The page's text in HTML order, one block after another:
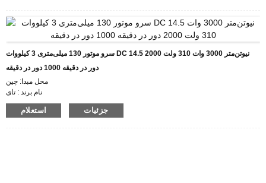
جزئیات بسته بندی: کارتن با جعبه فوم داخلی، پالت
زمان تحویل: 28-31
شرایط پرداخت: L/C، D/P، T/T، Western Union، MoneyGram
توانایی تامین: 1000 عدد در ماه
سرو موتور 130 میلی‌متری 3 کیلووات DC 14.5 نیوتن‌متر 3000 وات 310 ولت 2000
دور در دقیقه 1000 دور در دقیقه
محل مبدا: چین
نام برند : تای
گواهینامه: CE ROHS ISO
شماره مدل: ES130استعلام جزئیات